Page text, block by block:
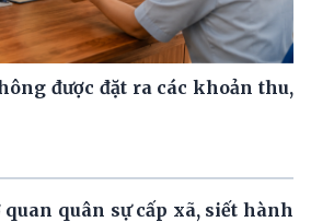
được đặt ra các khoản thu,
quân sự cấp xã, siết hành